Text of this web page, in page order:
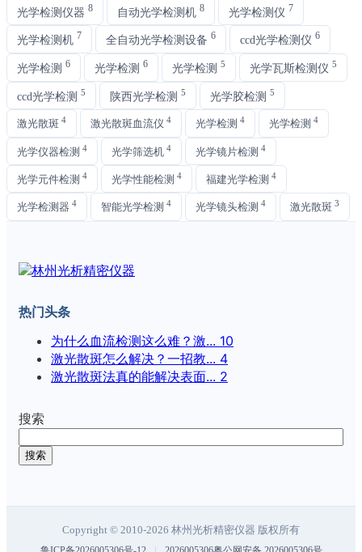
光学检测仪器 8 自动光学检测机 8 光学检测仪 7
光学检测机 7 全自动光学检测设备 6 ccd光学检测仪 6
光学检测 6 光学检测 6 光学检测 5 光学瓦斯检测仪 5
ccd光学检测 5 陕西光学检测 5 光学胶检测 5
激光散斑 4 激光散斑血流仪 4 光学检测 4 光学检测 4
光学仪器检测 4 光学筛选机 4 光学镜片检测 4
光学元件检测 4 光学性能检测 4 福建光学检测 4
光学检测器 4 智能光学检测 4 光学镜头检测 4 激光散斑 3
热门头条
为什么血流检测这么难？激... 10
激光散斑怎么解决？一招教... 4
激光散斑法真的能解决表面... 2
搜索
搜索
Copyright © 2010-2026 林州光析精密仪器 版权所有